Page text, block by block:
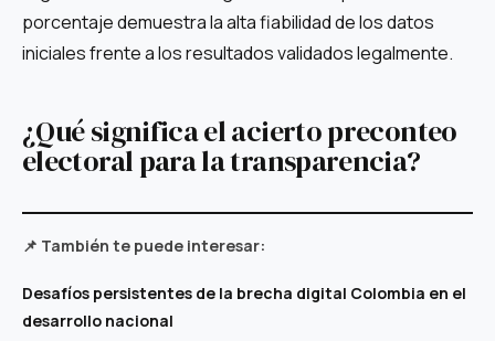
porcentaje demuestra la alta fiabilidad de los datos
iniciales frente a los resultados validados legalmente.
¿Qué significa el acierto preconteo
electoral para la transparencia?
📌 También te puede interesar:
Desafíos persistentes de la brecha digital Colombia en el
desarrollo nacional